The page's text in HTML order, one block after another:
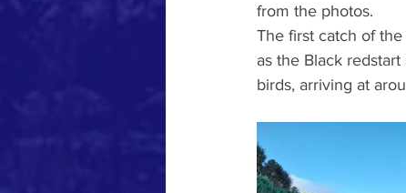
from the photos.
The first catch of
as the Black
birds, arriving at